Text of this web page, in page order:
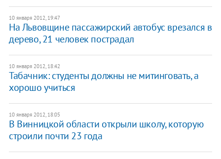
10 января 2012, 19:47
На Львовщине пассажирский автобус врезался в
дерево, 21 человек пострадал
10 января 2012, 18:42
​Табачник: студенты должны не митинговать, а
хорошо учиться
10 января 2012, 18:05
В Винницкой области открыли школу, которую
строили почти 23 года